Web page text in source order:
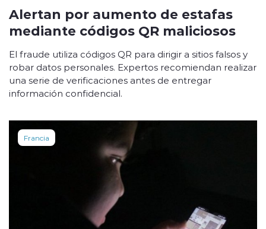
Alertan por aumento de estafas
mediante códigos QR maliciosos
El fraude utiliza códigos QR para dirigir a sitios falsos y
robar datos personales. Expertos recomiendan realizar
una serie de verificaciones antes de entregar
información confidencial.
Francia